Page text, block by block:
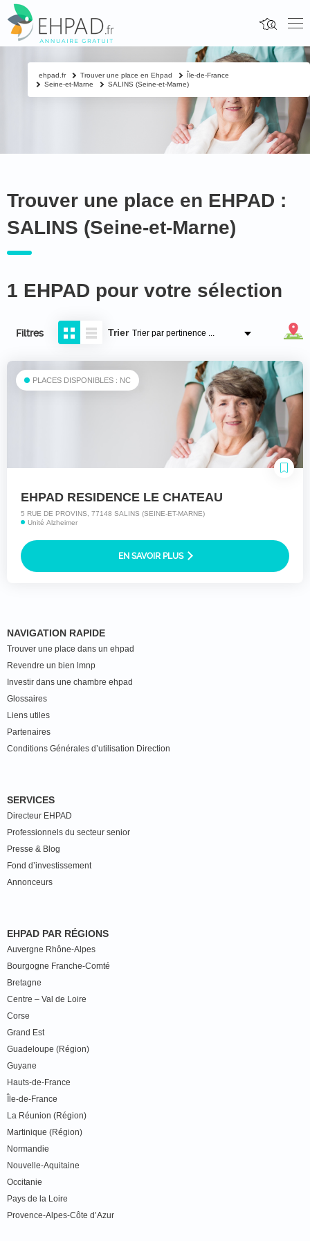
Trouver une place en EHPAD :
SALINS (Seine-et-Marne)
1 EHPAD pour votre sélection
Filtres Trier
PLACES DISPONIBLES : NC
EHPAD RESIDENCE LE CHATEAU
5 RUE DE PROVINS, 77148 SALINS (SEINE-ET-MARNE)
Unité Alzheimer
EN SAVOIR PLUS
NAVIGATION RAPIDE
Trouver une place dans un ehpad
Revendre un bien lmnp
Investir dans une chambre ehpad
Glossaires
Liens utiles
Partenaires
Conditions Générales d’utilisation Direction
SERVICES
Directeur EHPAD
Professionnels du secteur senior
Presse & Blog
Fond d’investissement
Annonceurs
EHPAD PAR RÉGIONS
Auvergne Rhône-Alpes
Bourgogne Franche-Comté
Bretagne
Centre – Val de Loire
Corse
Grand Est
Guadeloupe (Région)
Guyane
Hauts-de-France
Île-de-France
La Réunion (Région)
Martinique (Région)
Normandie
Nouvelle-Aquitaine
Occitanie
Pays de la Loire
Provence-Alpes-Côte d’Azur
ehpad.fr Trouver une place en Ehpad
Île-de-France
Seine-et-Marne
SALINS (Seine-et-Marne)